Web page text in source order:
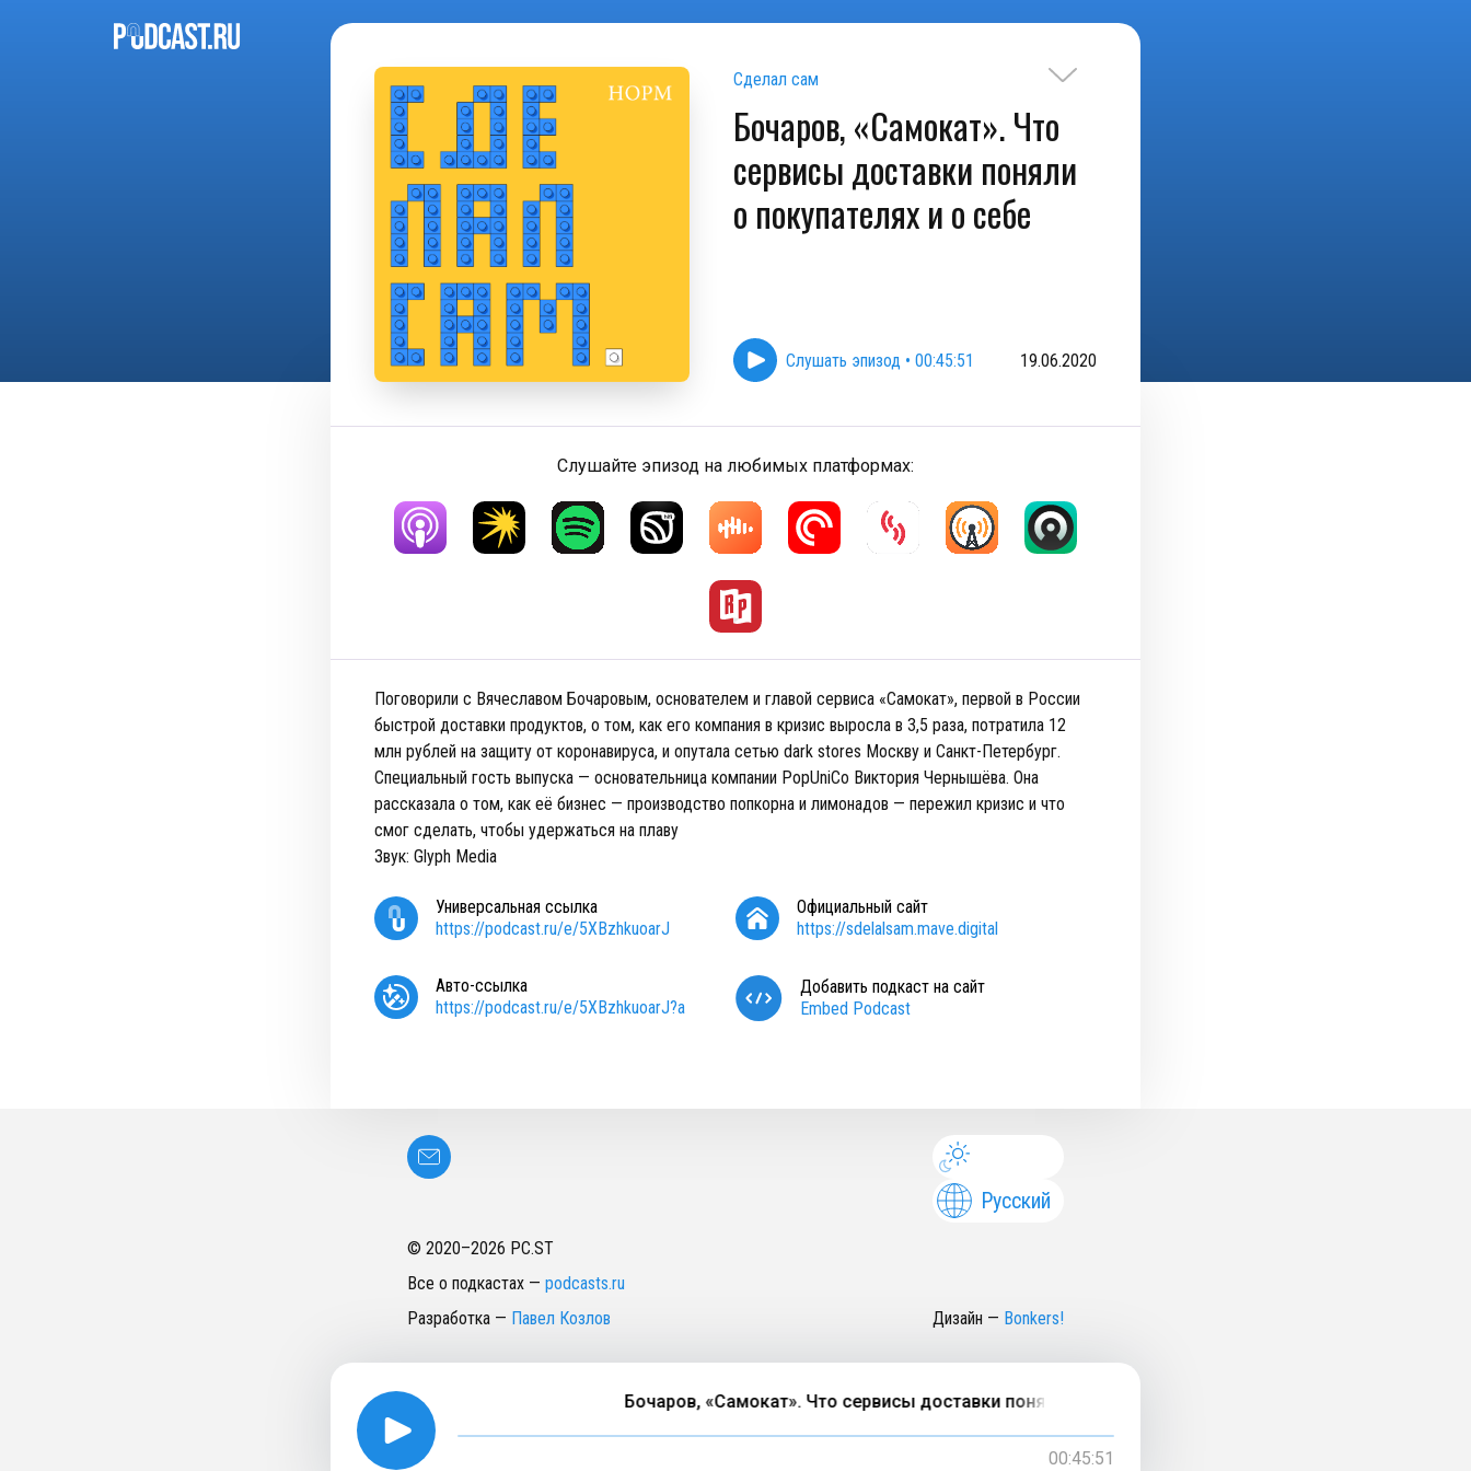
Сделал сам
Бочаров, «Самокат». Что
сервисы доставки поняли
о покупателях и о себе
Слушать эпизод • 00:45:51 19.06.2020
Слушайте эпизод на любимых платформах:
Поговорили с Вячеславом Бочаровым, основателем и главой сервиса «Самокат», первой в России
быстрой доставки продуктов, о том, как его компания в кризис выросла в 3,5 раза, потратила 12
млн рублей на защиту от коронавируса, и опутала сетью dark stores Москву и Санкт-Петербург.
Специальный гость выпуска — основательница компании PopUniCo Виктория Чернышёва. Она
рассказала о том, как её бизнес — производство попкорна и лимонадов — пережил кризис и что
смог сделать, чтобы удержаться на плаву
Звук: Glyph Media
Универсальная ссылка
https://podcast.ru/e/5XBzhkuoarJ
Официальный сайт
https://sdelalsam.mave.digital
Авто-ссылка
https://podcast.ru/e/5XBzhkuoarJ?a
Добавить подкаст на сайт
Embed Podcast
Русский
© 2020–2026 PC.ST
Все о подкастах — podcasts.ru
Разработка — Павел Козлов Дизайн — Bonkers!
Бочаров, «Самокат». Что сервисы доставки поняли о покупателях и о себе
00:45:51